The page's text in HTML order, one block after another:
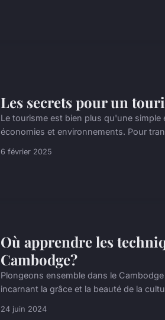
Les secrets pour un
Le tourisme est bien plus qu'une
économies et environnements. Pour
6 février 2025
Où apprendre les
Cambodge?
Plongeons ensemble dans le
incarnant la grâce et la beauté de la
24 juin 2024